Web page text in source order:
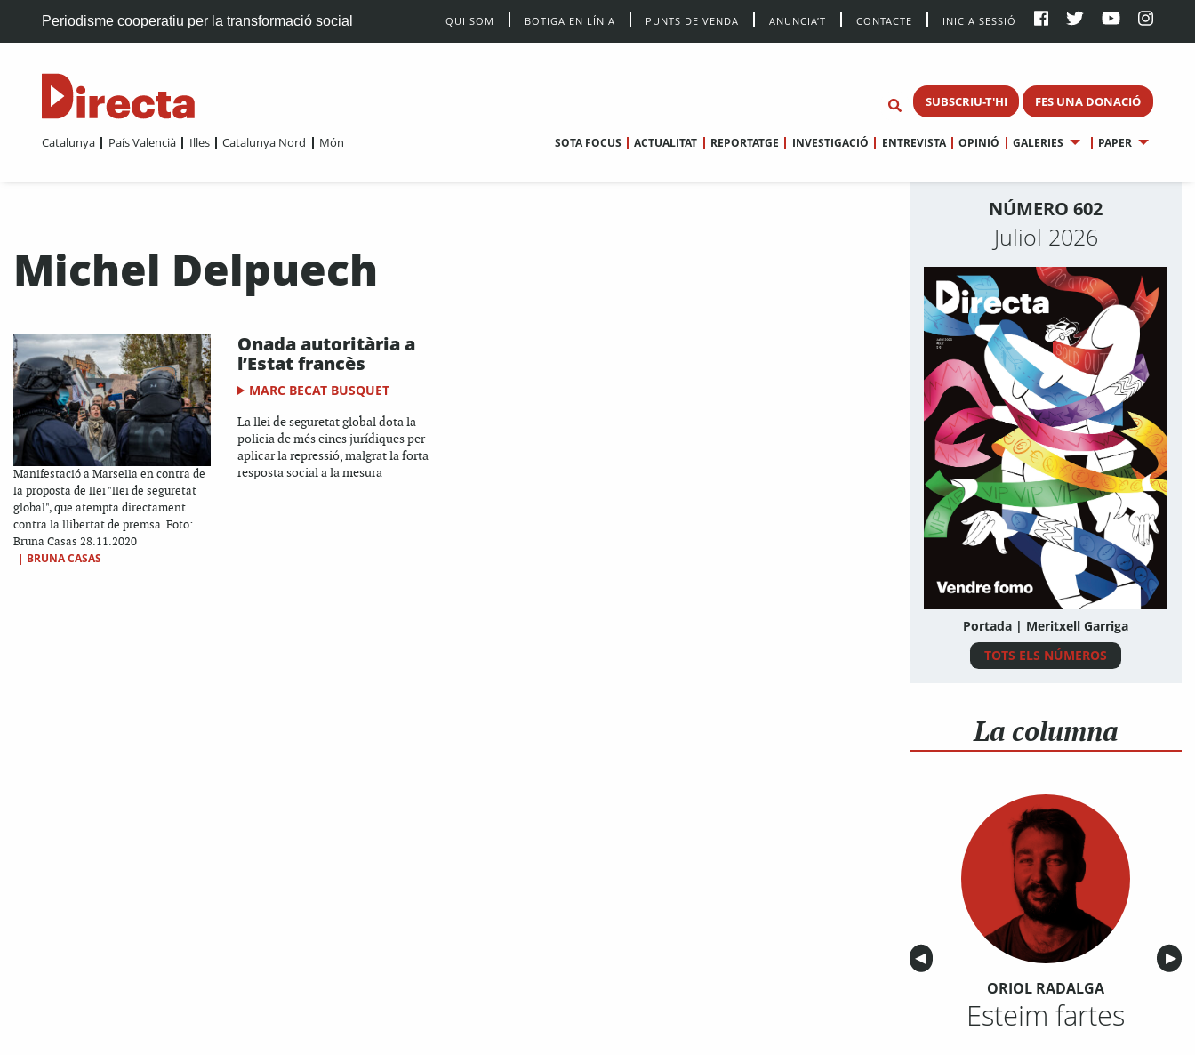
Periodisme cooperatiu per la transformació social QUI SOM BOTIGA EN LÍNIA PUNTS DE VENDA ANUNCIA’T CONTACTE INICIA SESSIÓ
SUBSCRIU-T'HI FES UNA DONACIÓ
Catalunya País Valencià Illes Catalunya Nord Món SOTA FOCUS ACTUALITAT REPORTATGE INVESTIGACIÓ ENTREVISTA OPINIÓ GALERIES PAPER
Michel Delpuech
Manifestació a Marsella en contra de
la proposta de llei "llei de seguretat
global", que atempta directament
contra la llibertat de premsa. Foto:
Bruna Casas 28.11.2020
| BRUNA CASAS
Onada autoritària a
l’Estat francès
MARC BECAT BUSQUET
La llei de seguretat global dota la
policia de més eines jurídiques per
aplicar la repressió, malgrat la forta
resposta social a la mesura
NÚMERO 602
Juliol 2026
Portada | Meritxell Garriga
TOTS ELS NÚMEROS
La columna
Anterior
◀︎ ▶︎
ORIOL RADALGA
Esteim fartes